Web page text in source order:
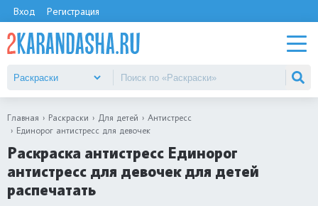
Вход Регистрация
Главная Раскраски Для детей
Антистресс
Единорог антистресс для девочек
Раскраска антистресс Единорог
антистресс для девочек для детей
распечатать